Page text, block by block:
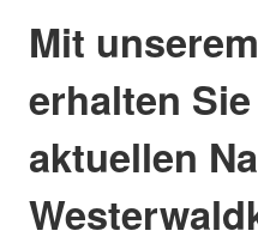
Mit
erhalten
aktuellen